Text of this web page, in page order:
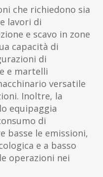
che richiedono sia
lavori di
e scavo in zone
capacità di
di
e martelli
versatile
Inoltre, la
equipaggia
di
basse le emissioni,
e a basso
operazioni nei